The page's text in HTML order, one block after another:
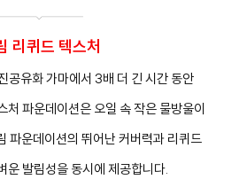
리퀴드 텍스처
공유화 가마에서 3배 더 긴 시간 동안
처 파운데이션은 오일 속 작은 물방울이
파운데이션의 뛰어난 커버력과 리퀴드
운 발림성을 동시에 제공합니다.